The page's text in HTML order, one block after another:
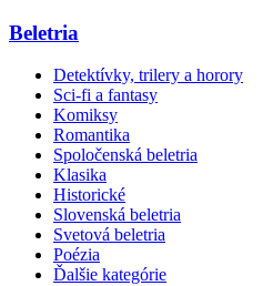
Beletria
Detektívky, trilery a horory
Sci-fi a fantasy
Komiksy
Romantika
Spoločenská beletria
Klasika
Historické
Slovenská beletria
Svetová beletria
Poézia
Ďalšie kategórie